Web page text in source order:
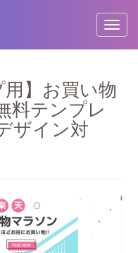
用】お買い物
料テンプレ
ザイン対